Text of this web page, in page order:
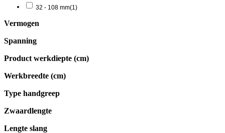
32 - 108 mm(1)
Vermogen
Spanning
Product werkdiepte (cm)
Werkbreedte (cm)
Type handgreep
Zwaardlengte
Lengte slang